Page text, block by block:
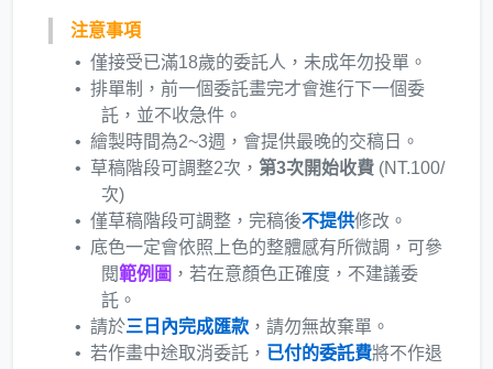
注意事項
僅接受已滿18歲的委託人，未成年勿投單。
排單制，前一個委託畫完才會進行下一個委
託，並不收急件。
繪製時間為2~3週，會提供最晚的交稿日。
草稿階段可調整2次， 第3次開始收費 (NT.100/
次)
僅草稿階段可調整，完稿後不提供修改。
底色一定會依照上色的整體感有所微調，可參
閱範例圖 ，若在意顏色正確度，不建議委
託。
請於三日內完成匯款 ，請勿無故棄單。
若作畫中途取消委託， 已付的委託費將不作退